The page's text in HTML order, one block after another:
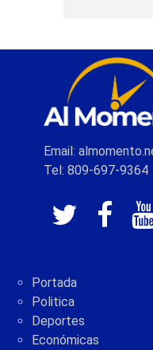
Email:
Tel: 809-697-9364
Portada
Politica
Deportes
Económicas